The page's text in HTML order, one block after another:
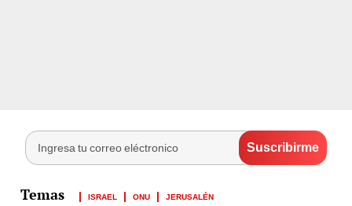
ISRAEL ONU JERUSALÉN